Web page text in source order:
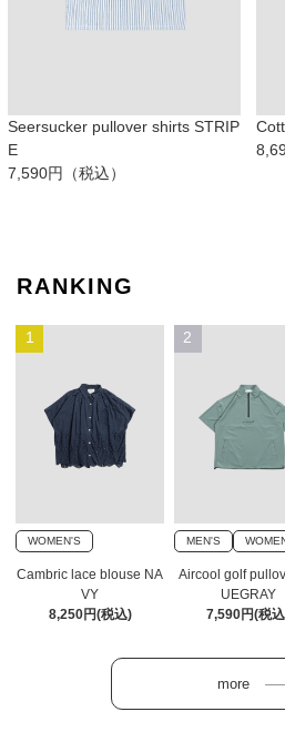
Seersucker pullover shirts STRIP
E
7,590円（税込）
RANKING
1
WOMEN'S
Cambric lace blouse NA
VY
8,250円(税込)
2
MEN'S
Aircool golf
UEGRAY
7,590円(税